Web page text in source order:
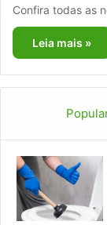
Confira todas as
Leia mais »